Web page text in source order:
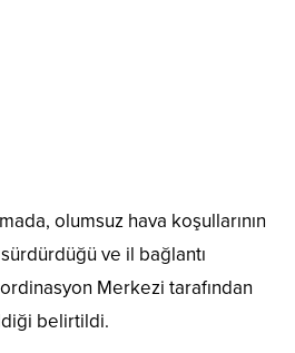
olumsuz hava koşullarının
ve il bağlantı
Merkezi tarafından
belirtildi.